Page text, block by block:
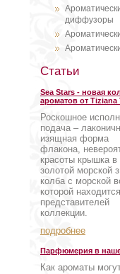
диффузоры
Статьи
Sea Stars - новая
ароматов от Tiziana
Роскошное
подача –
изящная форма
флакона,
красоты крышка в
золотой морской
колба с морской
которой
представителей
коллекции.
подробнее
Парфюмерия в
Как ароматы